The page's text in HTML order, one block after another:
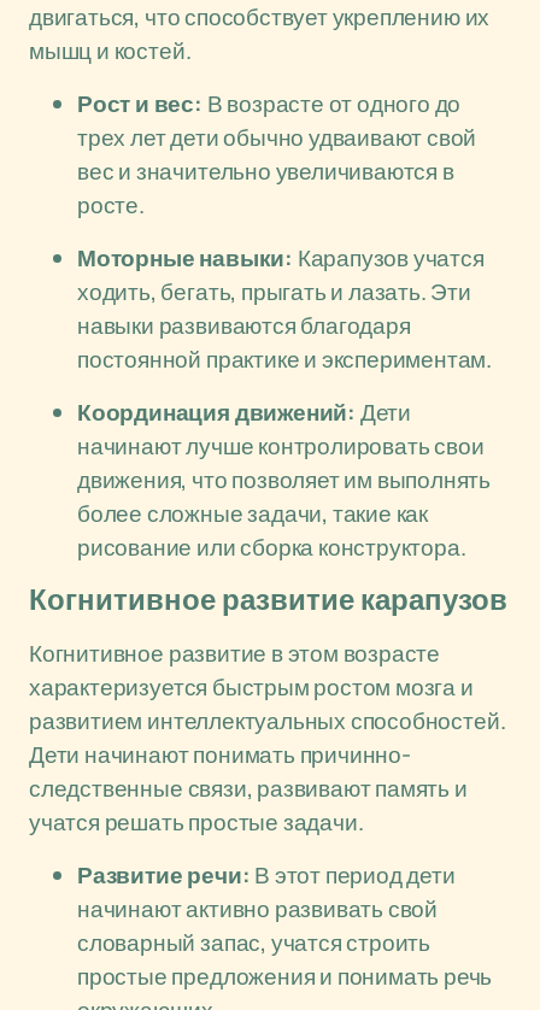
двигаться, что способствует укреплению их
мышц и костей.
Рост и вес: В возрасте от одного до
трех лет дети обычно удваивают свой
вес и значительно увеличиваются в
росте.
Моторные навыки: Карапузов учатся
ходить, бегать, прыгать и лазать. Эти
навыки развиваются благодаря
постоянной практике и экспериментам.
Координация движений: Дети
начинают лучше контролировать свои
движения, что позволяет им выполнять
более сложные задачи, такие как
рисование или сборка конструктора.
Когнитивное развитие карапузов
Когнитивное развитие в этом возрасте
характеризуется быстрым ростом мозга и
развитием интеллектуальных способностей.
Дети начинают понимать причинно-
следственные связи, развивают память и
учатся решать простые задачи.
Развитие речи: В этот период дети
начинают активно развивать свой
словарный запас, учатся строить
простые предложения и понимать речь